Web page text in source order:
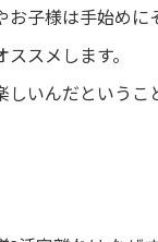
お子様は手始めに
スメします。
しいんだというこ